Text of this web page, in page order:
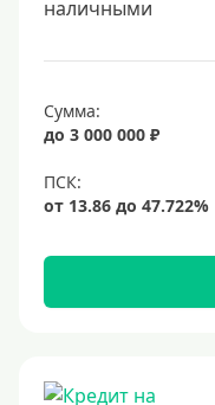
наличными
Сумма:
до 3 000 000 ₽